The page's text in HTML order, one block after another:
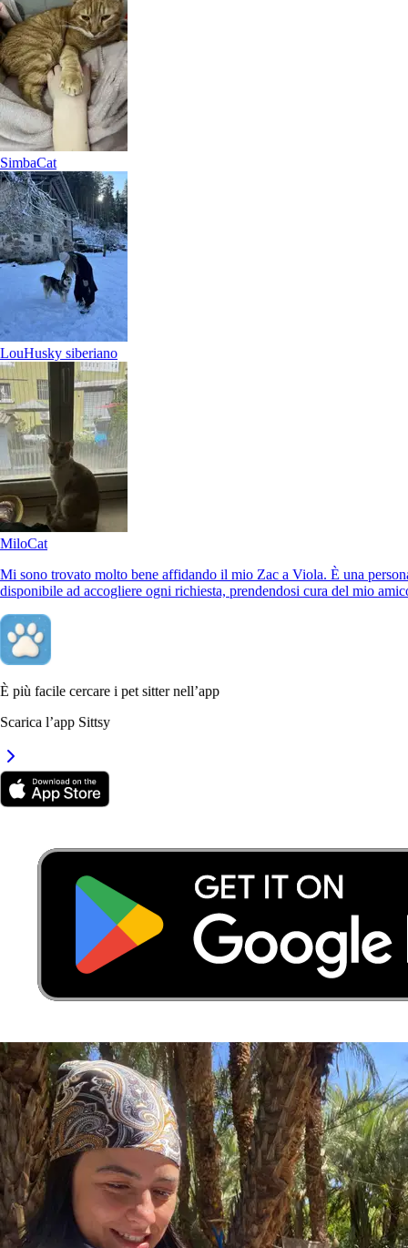
CremaDog
Family of chicken in farmhouse
LeonaCat
NinaDog
Ana has taken care of my cat several times. She is very careful and
affectionate. She managed to meet all of his needs, administering his
bronchitis medication, feeding him at the scheduled times, and
SimbaCat
LouHusky siberiano
MiloCat
Mi sono trovato molto bene affidando il mio Zac a Viola. È una
disponibile ad accogliere ogni richiesta, prendendosi cura del mio
È più facile cercare i pet sitter nell’app
Scarica l’app Sittsy